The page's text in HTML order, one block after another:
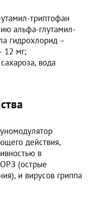
триптофан
альфа-глутамил-
гидрохлорид –
12 мг;
вода
действия,
в
(острые
и вирусов гриппа